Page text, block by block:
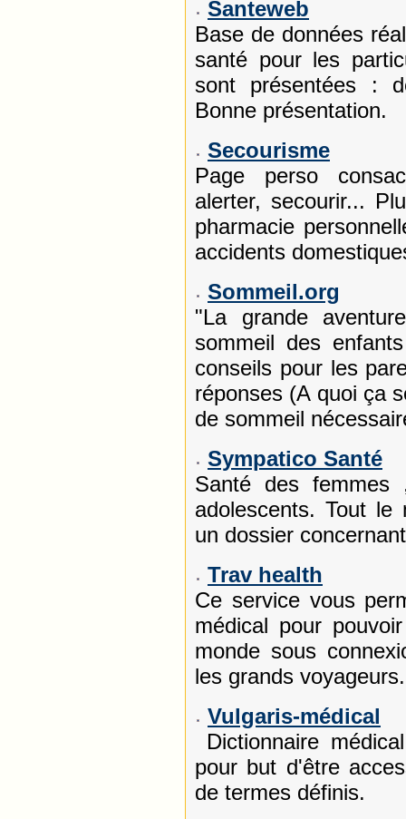
Santeweb
Base de données
santé pour les
sont présentées :
Bonne présentation.
Secourisme
Page perso
alerter, secourir...
pharmacie
accidents
Sommeil.org
"La grande
sommeil des
conseils pour les
réponses (A quoi ça
de sommeil
Sympatico Santé
Santé des
adolescents. Tout
un dossier
Trav health
Ce service vous
médical pour
monde sous
les grands voyageurs.
Vulgaris-médical
Dictionnaire
pour but d'être
de termes définis.